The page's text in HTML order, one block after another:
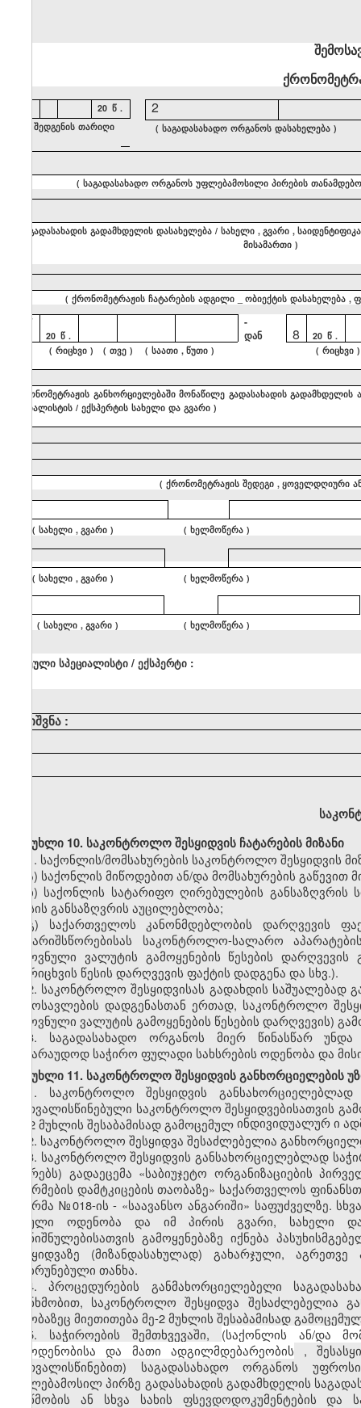
20წ .
შედგენის თარიღი
2
( საგადასახადო ორგანოს დასახელება )
( საგადასახადო ორგანოს უფლებამოსილი პირების
გადასახადის გადამხდელის დასახელება / სახელი , გვარი ,
მისამართი )
( ქრონომეტრაჟის ჩატარების ადგილი ობიექტის დასახელება ,
7
20წ .
-
დან
( რიცხვი ) ( თვე ) ( საათი ,წუთი )
8 20წ .
( რიცხვი
ქრონომეტრაჟის განხორციელებაში მონაწილე გადასახადის გადამხდელის
სპეციალისტის / ექსპერტის სახელი და გვარი )
( ქრონომეტრაჟის შედეგი , ყოველდღიური
( სახელი ,გვარი ) ( ხელმოწერა )
( სახელი ,გვარი ) ( ხელმოწერა )
( სახელი ,გვარი ) ( ხელმოწერა )
მოწვეული სპეციალისტი / ექსპერტი :
შენიშვნა :
მუხლი 10. საკონტროლო შესყიდვის ჩატარების მიზანი
1. საქონლის/მომსახურების საკონტროლო შესყიდვის
ა) საქონლის მიწოდებით ან/და მომსახურების
ბ) საქონლის სატარიფო ღირებულების
ფასის განსაზღვრის აუცილებლობა;
გ) საქართველოს კანონმდებლობის დარღვევის
ანგარიშსწორებისას საკონტროლო-სალარო
ეროვნული ვალუტის გამოყენების წესების
აღრიცხვის წესის დარღვევის ფაქტის დადგენა და სხვ.).
2. საკონტროლო შესყიდვისას გადახდის საშუალებად
შემოსავლების დადგენასთან ერთად, საკონტროლო
ეროვნული ვალუტის გამოყენების წესების დარღვევის)
3. საგადასახადო ორგანოს მიერ წინასწარ
სავარაუდოდ საჭირო ფულადი სახსრების ოდენობა და
მუხლი 11. საკონტროლო შესყიდვის განხორციელების
1. საკონტროლო შესყიდვის
გათვალისწინებული საკონტროლო შესყიდვებისათვის
მე-2 მუხლის შესაბამისად გამოცემულინდივიდუალური
2. საკონტროლო შესყიდვა შესაძლებელია
3. საკონტროლო შესყიდვის განსახორციელებლად
(პირებს) გადაეცემა «საბიუჯეტო ორგანიზაციების
ფორმების დამტკიცების თაობაზე» საქართველოს
ფორმა №018-ის - «საავანსო ანგარიში» საფუძველზე.
სრული ოდენობა და იმ პირის გვარი, სახელი და
დანიშნულებისათვის გამოყენებაზე იქნება
შესყიდვაზე (მიზანდასახულად) გახარჯული,
დაბრუნებული თანხა.
4.პროცედურების განმახორციელებელი
თანხმობით, საკონტროლო შესყიდვა შესაძლებელია
თაობაზეც მიეთითება მე-2 მუხლის შესაბამისად
5. საჭიროების შემთხვევაში, (საქონლის ან/და
რაოდენობისა და მათი ადგილმდებარეობის ,
გათვალისწინებით) საგადასახადო ორგანოს
უფლებამოსილ პირზე გადასახადის გადამხდელის
მოწმობის ან სხვა სახის ფსევდოდოკუმენტების